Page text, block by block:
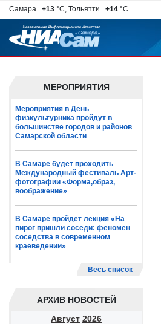
Самара +13 °C, Тольятти +14 °C
МЕРОПРИЯТИЯ
Мероприятия в День
физкультурника пройдут в
большинстве городов и районов
Самарской области
В Самаре будет проходить
Международный фестиваль Арт-
фотографии «Форма,образ,
воображение»
В Самаре пройдет лекция «На
пирог пришли соседи: феномен
соседства в современном
краеведении»
Весь список
АРХИВ НОВОСТЕЙ
Август 2026